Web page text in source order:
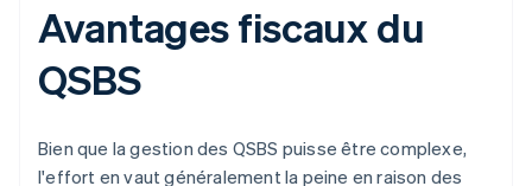
Avantages fiscaux du
QSBS
Bien que la gestion des QSBS puisse être complexe,
l'effort en vaut généralement la peine en raison des